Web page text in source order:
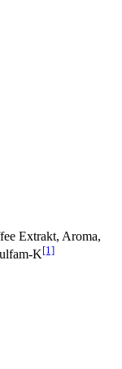
Extrakt, Aroma,
K[1]